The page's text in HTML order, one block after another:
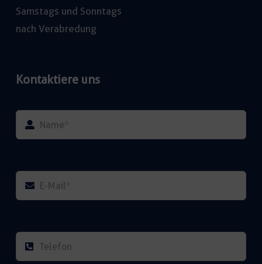
Samstags und Sonntags
nach Verabredung
Kontaktiere uns